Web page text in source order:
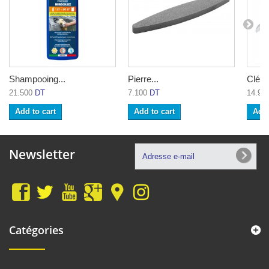
Shampooing...
21.500 DT
Add to cart
Pierre...
7.100 DT
Add to cart
Clé
Newsletter
Catégories